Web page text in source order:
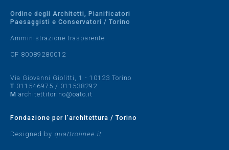
Ordine degli Architetti, Pianificatori
Paesaggisti e Conservatori / Torino
Amministrazione trasparente
CF 80089280012
Via Giovanni Giolitti, 1 - 10123 Torino
T 011546975 / 011538292
M architettitorino@oato.it
Fondazione per l'architettura / Torino
Designed by quattrolinee.it